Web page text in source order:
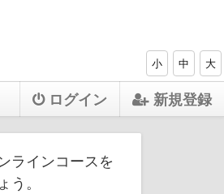
小 中 大
ログイン 新規登録
ラインコースを
う。